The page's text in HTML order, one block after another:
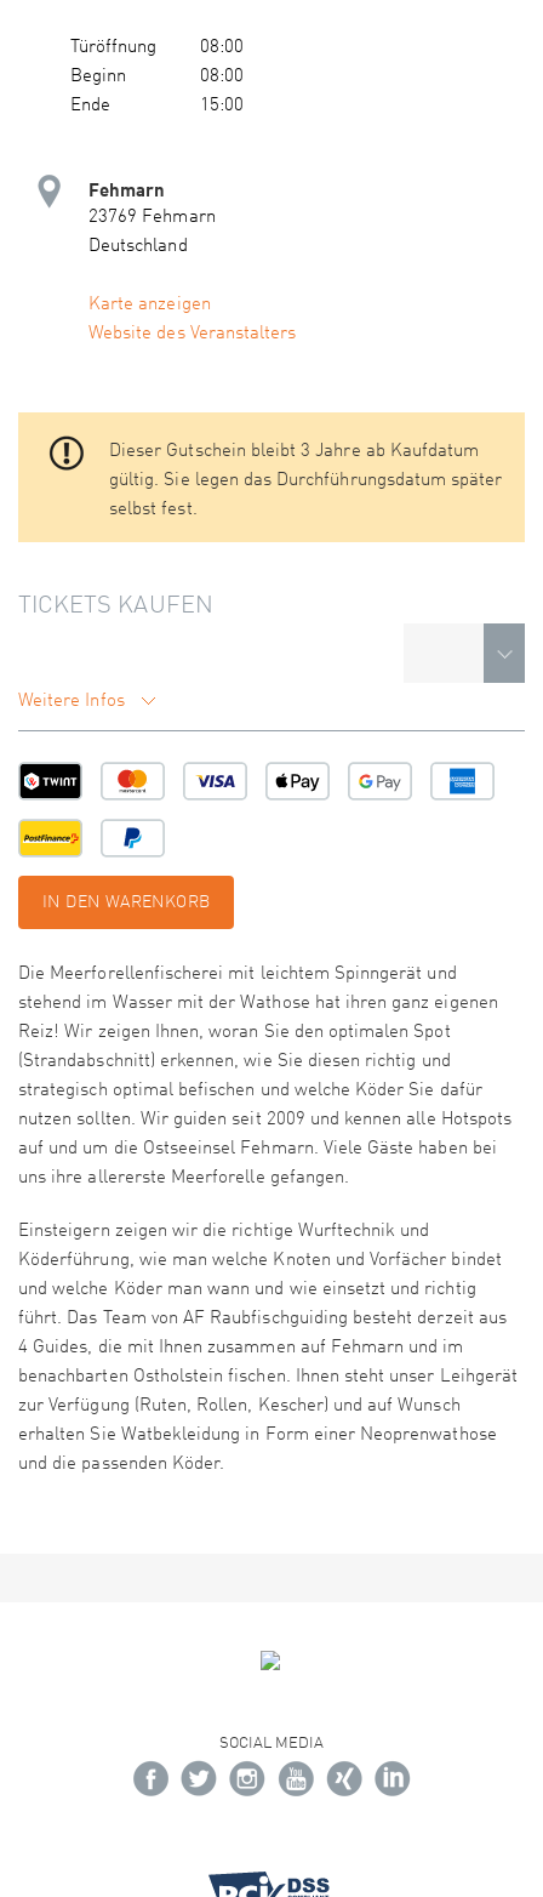
Türöffnung
08:00
Beginn
08:00
Ende
15:00
Fehmarn
23769 Fehmarn
Deutschland
Karte anzeigen
Website des Veranstalters
Dieser Gutschein bleibt 3 Jahre ab Kaufdatum
gültig. Sie legen das Durchführungsdatum später
selbst fest.
TICKETS KAUFEN
Weitere Infos
IN DEN WARENKORB
Die Meerforellenfischerei mit leichtem Spinngerät und
stehend im Wasser mit der Wathose hat ihren ganz eigenen
Reiz! Wir zeigen Ihnen, woran Sie den optimalen Spot
(Strandabschnitt) erkennen, wie Sie diesen richtig und
strategisch optimal befischen und welche Köder Sie dafür
nutzen sollten. Wir guiden seit 2009 und kennen alle Hotspots
auf und um die Ostseeinsel Fehmarn. Viele Gäste haben bei
uns ihre allererste Meerforelle gefangen.
Einsteigern zeigen wir die richtige Wurftechnik und
Köderführung, wie man welche Knoten und Vorfächer bindet
und welche Köder man wann und wie einsetzt und richtig
führt. Das Team von AF Raubfischguiding besteht derzeit aus
4 Guides, die mit Ihnen zusammen auf Fehmarn und im
benachbarten Ostholstein fischen. Ihnen steht unser Leihgerät
zur Verfügung (Ruten, Rollen, Kescher) und auf Wunsch
erhalten Sie Watbekleidung in Form einer Neoprenwathose
und die passenden Köder.
SOCIAL MEDIA